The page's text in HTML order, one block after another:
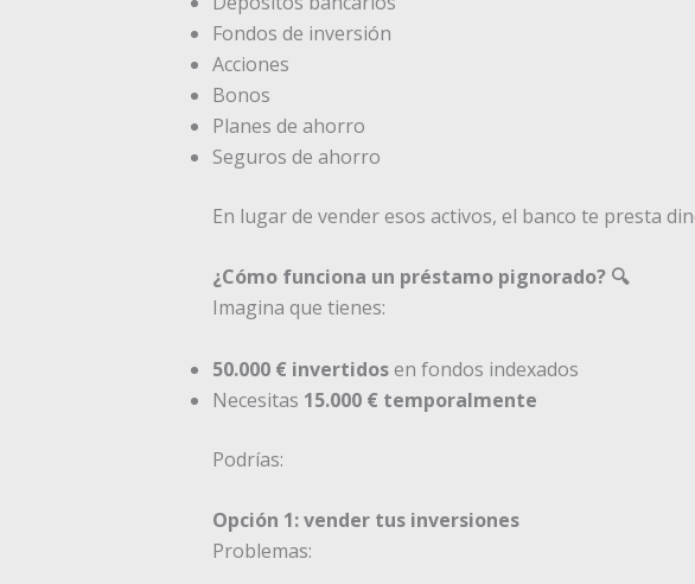
Fondos de inversión
Acciones
Bonos
Planes de ahorro
Seguros de ahorro
En lugar de vender esos activos, el banco te presta
¿Cómo funciona un préstamo pignorado? 🔍
Imagina que tienes:
50.000 € invertidosen fondos indexados
Necesitas 15.000 € temporalmente
Podrías:
Opción 1: vender tus inversiones
Problemas: